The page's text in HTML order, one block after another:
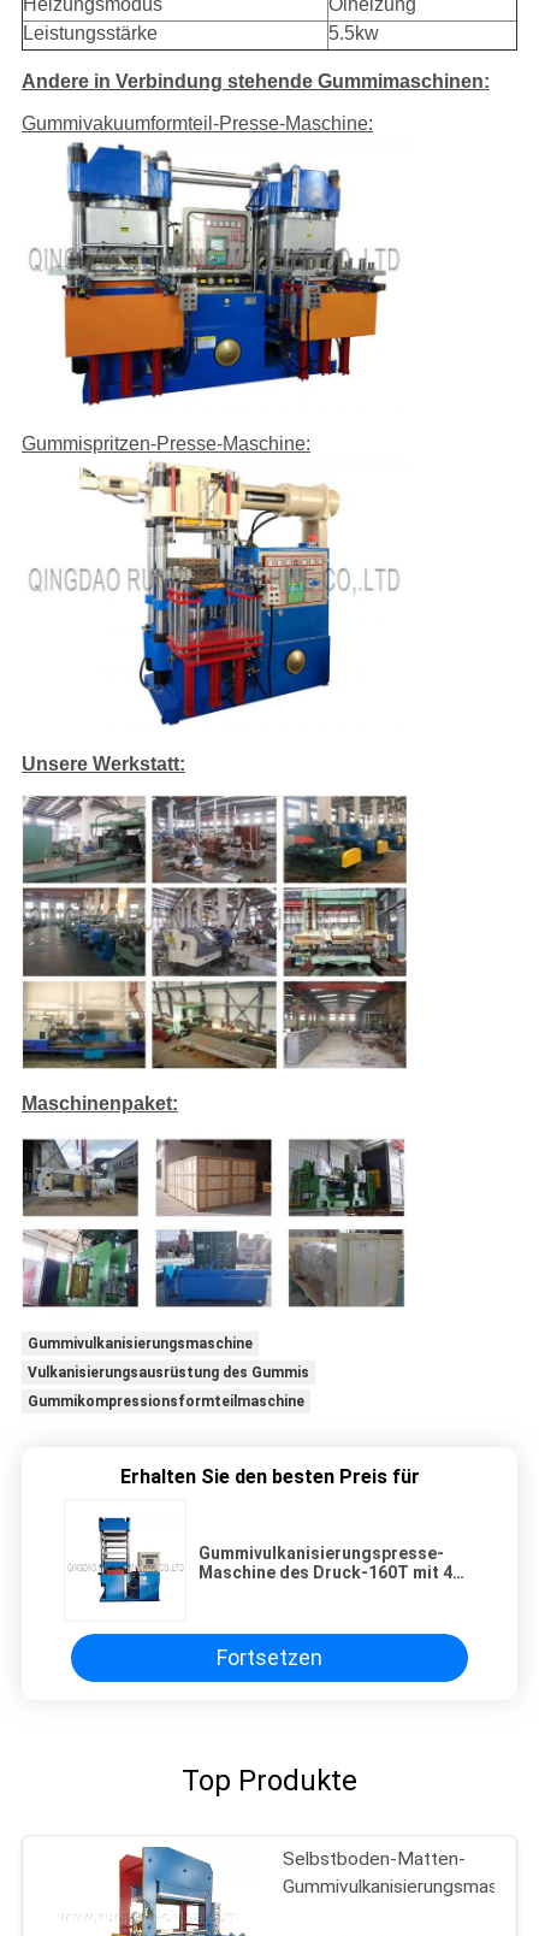
Leistungsstärke
5.5kw
Andere in Verbindung stehende Gummimaschinen:
Gummivakuumformteil-Presse-Maschine:
Gummispritzen-Presse-Maschine:
Unsere Werkstatt:
Maschinenpaket:
Gummivulkanisierungsmaschine
Vulkanisierungsausrüstung des Gummis
Gummikompressionsformteilmaschine
Erhalten Sie den besten Preis für
Gummivulkanisierungspresse-
Maschine des Druck-160T mit 4
Fortsetzen
Top Produkte
Selbstboden-Matten-